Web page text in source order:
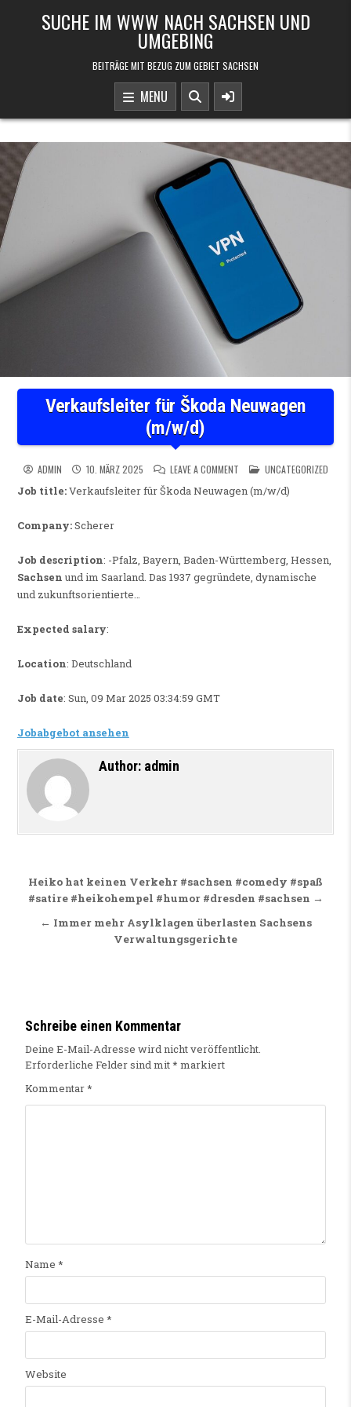
SUCHE IM WWW NACH SACHSEN UND
UMGEBING
BEITRÄGE MIT BEZUG ZUM GEBIET SACHSEN
MENU
Verkaufsleiter für Škoda Neuwagen
(m/w/d)
ADMIN 10. MÄRZ 2025 LEAVE A COMMENTON VERKAUFSLEITER FÜR
POSTED IN
UNCATEGORIZED
Job title:Verkaufsleiter für Škoda Neuwagen (m/w/d)
Company:Scherer
Job description: -Pfalz, Bayern, Baden-Württemberg, Hessen,
Sachsen und im Saarland. Das 1937 gegründete, dynamische
und zukunftsorientierte…
Expected salary:
Location: Deutschland
Job date: Sun, 09 Mar 2025 03:34:59 GMT
Jobabgebot ansehen
Author: admin
Beitragsnavigation
Heiko hat keinen Verkehr #sachsen #comedy #spaß
#satire #heikohempel #humor #dresden #sachsen →
← Immer mehr Asylklagen überlasten Sachsens
Verwaltungsgerichte
Schreibe einen Kommentar
Deine E-Mail-Adresse wird nicht veröffentlicht.
Erforderliche Felder sind mit* markiert
Kommentar*
Name *
E-Mail-Adresse *
Website